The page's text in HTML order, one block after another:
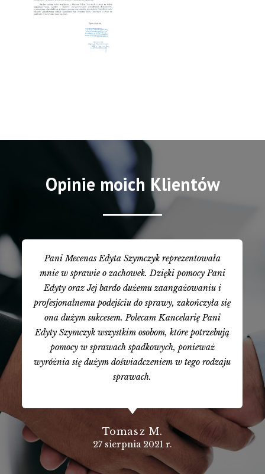
Opinie moich Klientów
Pani Mecenas Edyta Szymczyk reprezentowała
mnie w sprawie o zachowek. Dzięki pomocy Pani
Edyty oraz Jej bardo dużemu zaangażowaniu i
profesjonalnemu podejściu do sprawy, zakończyła się
ona dużym sukcesem. Polecam Kancelarię Pani
Edyty Szymczyk wszystkim osobom, które potrzebują
pomocy w sprawach spadkowych, ponieważ
wyróżnia się dużym doświadczeniem w tego rodzaju
sprawach.
Tomasz M.
27 sierpnia 2021 r.